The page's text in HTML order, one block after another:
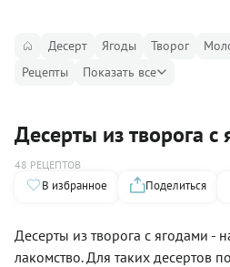
Десерт Ягоды Творог
Рецепты
Показать все
Десерты из творога с
48 РЕЦЕПТОВ
В избранное Поделиться
Десерты из творога с ягодами -
лакомство. Для таких десертов